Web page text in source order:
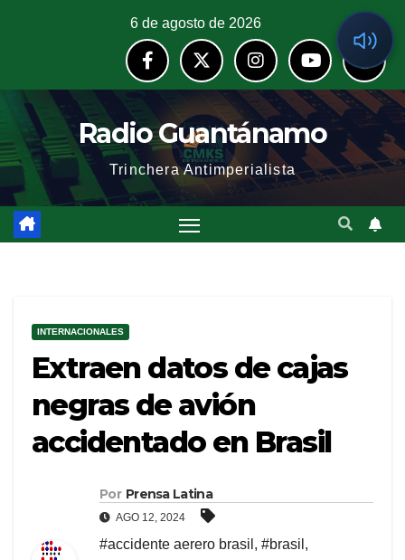
6 de agosto de 2026
Radio Guantánamo
Trinchera Antimperialista
INTERNACIONALES
Extraen datos de cajas
negras de avión
accidentado en Brasil
Por Prensa Latina
AGO 12, 2024
#accidente aerero brasil , #brasil ,